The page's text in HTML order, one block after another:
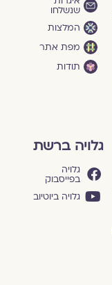
שנשלחו
המלצות
מפת אתר
תודות
גלויה ברשת
גלויה
בפייסבוק
גלויה ביוטיוב